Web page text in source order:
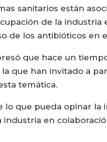
sanitarios están
de la industria
de los antibióticos en
que hace un
que han invitado a
temática.
que pueda opinar
en